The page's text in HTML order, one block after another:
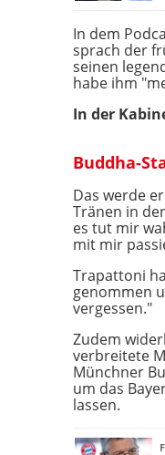
In dem
sprach der
seinen
habe ihm
In der
Buddha-
Das werde
Tränen in
es tut mir
mit mir
Trapattoni
genommen
vergessen."
Zudem
verbreitete
Münchner
um das
lassen.